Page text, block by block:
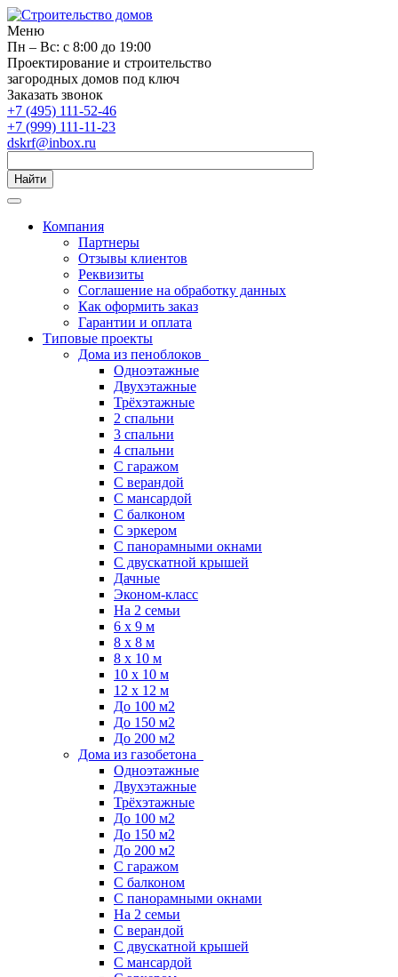
Меню
Пн – Вс: с 8:00 до 19:00
Проектирование и строительство
загородных домов под ключ
Заказать звонок
+7 (495) 111-52-46
+7 (999) 111-11-23
dskrf@inbox.ru
Найти
Компания
Партнеры
Отзывы клиентов
Реквизиты
Соглашение на обработку данных
Как оформить заказ
Гарантии и оплата
Типовые проекты
Дома из пеноблоков
Одноэтажные
Двухэтажные
Трёхэтажные
2 спальни
3 спальни
4 спальни
С гаражом
С верандой
С мансардой
С балконом
C эркером
С панорамными окнами
С двускатной крышей
Дачные
Эконом-класс
На 2 семьи
6 x 9 м
8 x 8 м
8 x 10 м
10 x 10 м
12 x 12 м
До 100 м2
До 150 м2
До 200 м2
Дома из газобетона
Одноэтажные
Двухэтажные
Трёхэтажные
До 100 м2
До 150 м2
До 200 м2
С гаражом
С балконом
С панорамными окнами
На 2 семьи
С верандой
С двускатной крышей
С мансардой